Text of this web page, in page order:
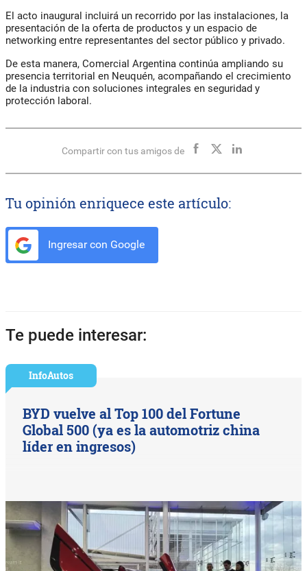
El acto inaugural incluirá un recorrido por las instalaciones, la
presentación de la oferta de productos y un espacio de
networking entre representantes del sector público y privado.
De esta manera, Comercial Argentina continúa ampliando su
presencia territorial en Neuquén, acompañando el crecimiento
de la industria con soluciones integrales en seguridad y
protección laboral.
Compartir con tus amigos de
Tu opinión enriquece este artículo:
Ingresar con Google
Te puede interesar:
InfoAutos
BYD vuelve al Top 100 del Fortune
Global 500 (ya es la automotriz china
líder en ingresos)